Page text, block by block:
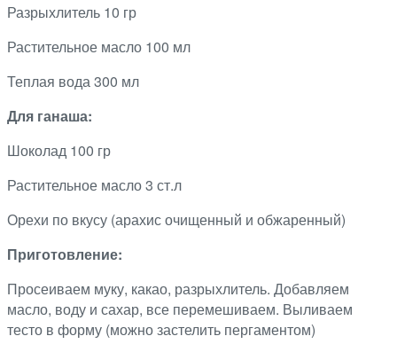
Разрыхлитель 10 гр
Растительное масло 100 мл
Теплая вода 300 мл
Для ганаша:
Шоколад 100 гр
Растительное масло 3 ст.л
Орехи по вкусу (арахис очищенный и обжаренный)
Приготовление:
Просеиваем муку, какао, разрыхлитель. Добавляем
масло, воду и сахар, все перемешиваем. Выливаем
тесто в форму (можно застелить пергаментом)